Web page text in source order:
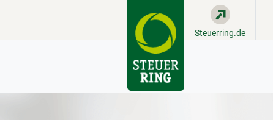
Steuerring.de